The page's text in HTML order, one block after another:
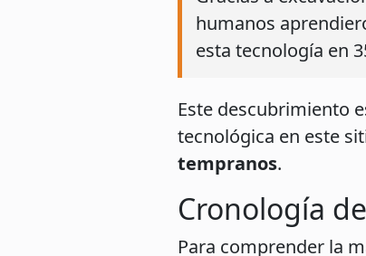
humanos
esta tecnología en
Este descubrimiento
tecnológica en este
tempranos.
Cronología
Para comprender la